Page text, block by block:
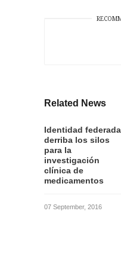
Related News
Identidad federada
derriba los silos
para la
investigación
clínica de
medicamentos
07 September, 2016